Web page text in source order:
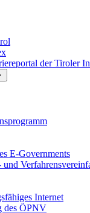
der Tiroler
E-Governments
und
Internet
des ÖPNV